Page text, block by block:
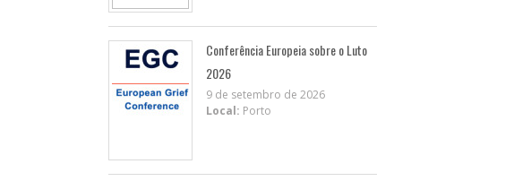
Conferência Europeia sobre o Luto
2026
9 de setembro de 2026
Local: Porto